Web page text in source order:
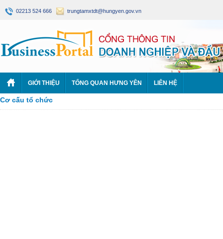
02213 524 666 trungtamxtdt@hungyen.gov.vn
GIỚI THIỆU TỔNG QUAN HƯNG YÊN LIÊN HỆ
Cơ cấu tổ chức